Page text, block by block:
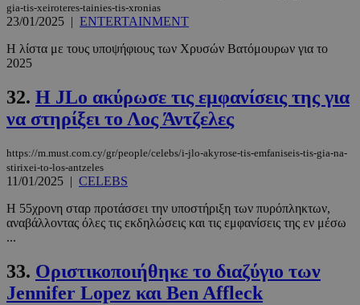
gia-tis-xeiroteres-tainies-tis-xronias
23/01/2025 | ENTERTAINMENT
Η λίστα με τους υποψήφιους των Χρυσών Βατόμουρων για το
2025
32. Η JLo ακύρωσε τις εμφανίσεις της για
να στηρίξει το Λος Άντζελες
https://m.must.com.cy/gr/people/celebs/i-jlo-akyrose-tis-emfaniseis-tis-gia-na-
stirixei-to-los-antzeles
11/01/2025 | CELEBS
Η 55χρονη σταρ προτάσσει την υποστήριξη των πυρόπληκτων,
αναβάλλοντας όλες τις εκδηλώσεις και τις εμφανίσεις της εν μέσω
...
33. Οριστικοποιήθηκε το διαζύγιο των
Jennifer Lopez και Ben Affleck